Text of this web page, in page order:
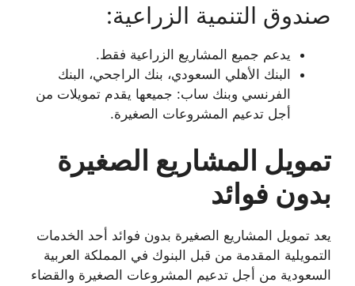
صندوق التنمية الزراعية:
يدعم جميع المشاريع الزراعية فقط.
البنك الأهلي السعودي، بنك الراجحي، البنك
الفرنسي وبنك ساب: جميعها يقدم تمويلات من
أجل تدعيم المشروعات الصغيرة.
تمويل المشاريع الصغيرة
بدون فوائد
يعد تمويل المشاريع الصغيرة بدون فوائد أحد الخدمات
التمويلية المقدمة من قبل البنوك في المملكة العربية
السعودية من أجل تدعيم المشروعات الصغيرة والقضاء